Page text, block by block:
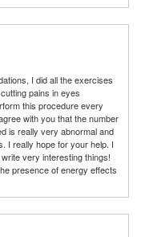
I did all the exercises
pains in eyes
this procedure every
with you that the number
is really very abnormal and
I really hope for your help. I
very interesting things!
presence of energy effects